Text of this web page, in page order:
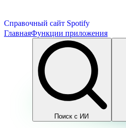
Справочный сайт Spotify
ГлавнаяФункции приложения
Поиск с ИИ